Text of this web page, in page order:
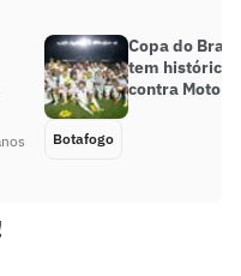
Copa do
tem histórico
contra Moto
Botafogo